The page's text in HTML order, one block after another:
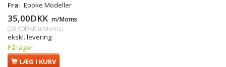
Fra: Epoke Modeller
35,00DKK m/Moms
(28,00DKK u/Moms)
ekskl. levering
På lager
LÆG I KURV